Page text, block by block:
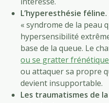
L’hyperesthésie féline.
« syndrome de la peau
hypersensibilité
base de la queue. Le
ou se gratter
ou attaquer sa propre
devient insupportable.
Les traumatismes de